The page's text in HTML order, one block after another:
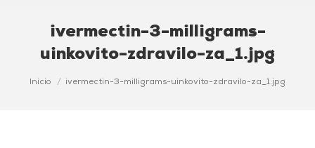
ivermectin-3-milligrams-
uinkovito-zdravilo-za_1.jpg
Estás aquí:
Inicio ivermectin-3-milligrams-uinkovito-zdravilo-za_1.jpg